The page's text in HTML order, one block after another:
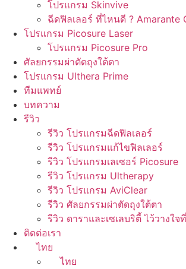
โปรแกรม Skinvive
ฉีดฟิลเลอร์ ที่ไหนดี ? Amarante
โปรแกรม Picosure Laser
โปรแกรม Picosure Pro
ศัลยกรรมผ่าตัดถุงใต้ตา
โปรแกรม Ulthera Prime
ทีมแพทย์
บทความ
รีวิว
รีวิว โปรแกรมฉีดฟิลเลอร์
รีวิว โปรแกรมแก้ไขฟิลเลอร์
รีวิว โปรแกรมเลเซอร์ Picosure
รีวิว โปรแกรม Ultherapy
รีวิว โปรแกรม AviClear
รีวิว ศัลยกรรมผ่าตัดถุงใต้ตา
รีวิว ดาราและเซเลบริตี้ ไว้วางใ
ติดต่อเรา
ไทย
ไทย